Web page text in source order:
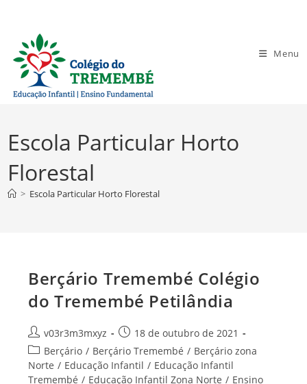
conteúdo
Menu
Escola Particular Horto
Florestal
> Escola Particular Horto Florestal
Berçário Tremembé Colégio
do Tremembé Petilândia
Autor
do
post:
v03r3m3mxyz
Post
publicado:
18 de outubro de 2021
Categoria
do
post:
Berçário / Berçário Tremembé / Berçário zona
Norte / Educação Infantil / Educação Infantil
Tremembé / Educação Infantil Zona Norte / Ensino